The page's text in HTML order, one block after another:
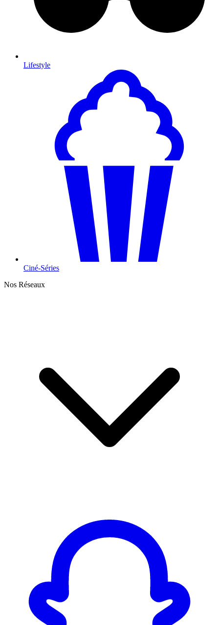
Lifestyle
Ciné-Séries
Nos Réseaux